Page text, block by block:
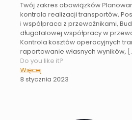
Twój zakres obowiązków
kontrola realizacji transportów,
i współpraca z przewoźnikami,
długofalowej współpracy w
Kontrola kosztów operacyjnych
raportowanie własnych wyników,
Do you like it?
Więcej
8 stycznia 2023